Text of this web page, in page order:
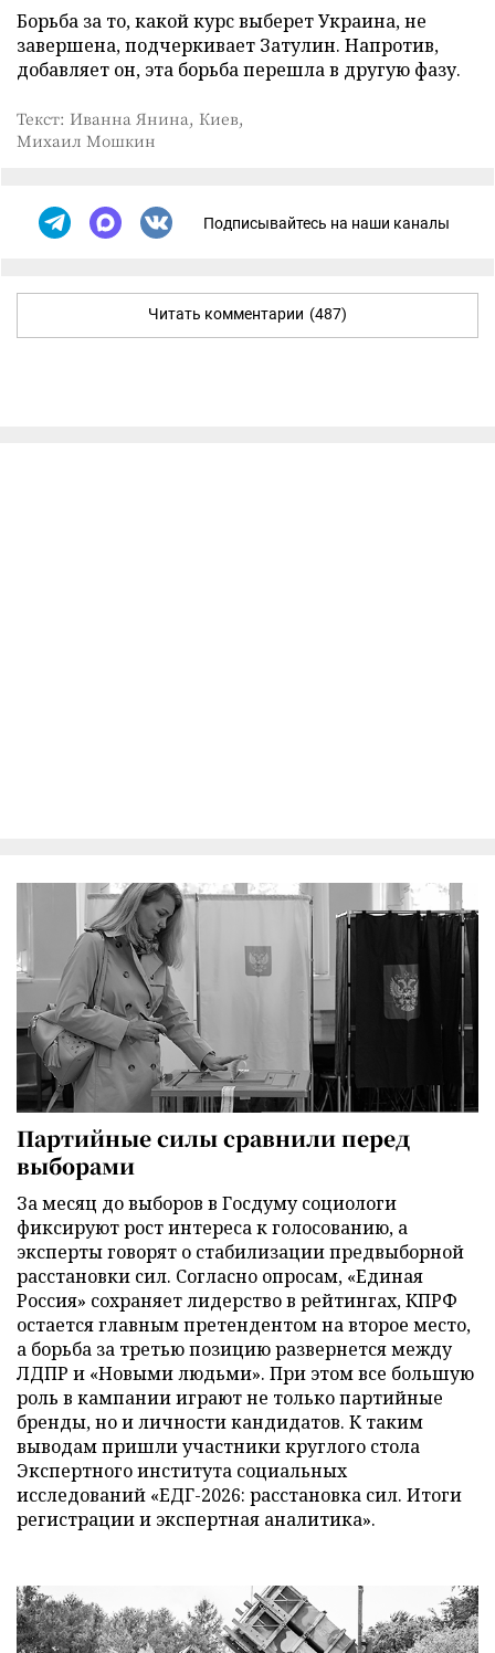
Борьба за то, какой курс выберет Украина, не
завершена, подчеркивает Затулин. Напротив,
добавляет он, эта борьба перешла в другую фазу.
Текст: Иванна Янина, Киев,
Михаил Мошкин
Подписывайтесь на наши каналы
Читать комментарии (487)
Партийные силы сравнили перед
выборами
За месяц до выборов в Госдуму социологи
фиксируют рост интереса к голосованию, а
эксперты говорят о стабилизации предвыборной
расстановки сил. Согласно опросам, «Единая
Россия» сохраняет лидерство в рейтингах, КПРФ
остается главным претендентом на второе место,
а борьба за третью позицию развернется между
ЛДПР и «Новыми людьми». При этом все большую
роль в кампании играют не только партийные
бренды, но и личности кандидатов. К таким
выводам пришли участники круглого стола
Экспертного института социальных
исследований «ЕДГ-2026: расстановка сил. Итоги
регистрации и экспертная аналитика».